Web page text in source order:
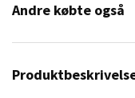
Andre købte også